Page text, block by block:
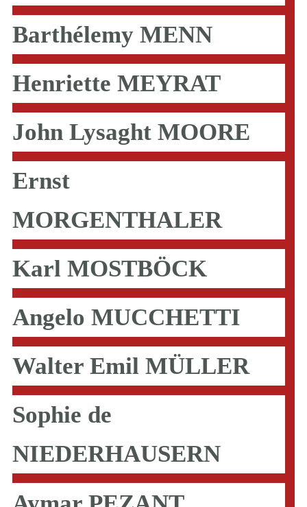
Barthélemy MENN
Henriette MEYRAT
John Lysaght MOORE
Ernst
MORGENTHALER
Karl MOSTBÖCK
Angelo MUCCHETTI
Walter Emil MÜLLER
Sophie de
NIEDERHAUSERN